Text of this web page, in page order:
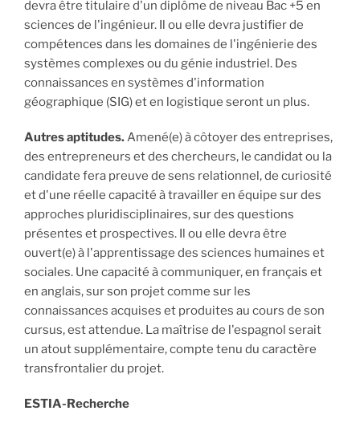
devra être titulaire d'un diplôme de niveau Bac +5 en
sciences de l'ingénieur. Il ou elle devra justifier de
compétences dans les domaines de l'ingénierie des
systèmes complexes ou du génie industriel. Des
connaissances en systèmes d'information
géographique (SIG) et en logistique seront un plus.
Autres aptitudes.Amené(e) à côtoyer des entreprises,
des entrepreneurs et des chercheurs, le candidat ou la
candidate fera preuve de sens relationnel, de curiosité
et d'une réelle capacité à travailler en équipe sur des
approches pluridisciplinaires, sur des questions
présentes et prospectives. Il ou elle devra être
ouvert(e) à l'apprentissage des sciences humaines et
sociales. Une capacité à communiquer, en français et
en anglais, sur son projet comme sur les
connaissances acquises et produites au cours de son
cursus, est attendue. La maîtrise de l'espagnol serait
un atout supplémentaire, compte tenu du caractère
transfrontalier du projet.
ESTIA-Recherche